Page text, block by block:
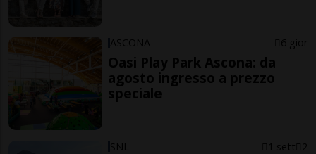
ASCONA 6 gior
Oasi Play Park Ascona: da
agosto ingresso a prezzo
speciale
SNL 1 sett 2